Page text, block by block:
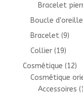
Bracelet
Boucle d'oreille
Bracelet (9)
Collier (19)
Cosmétique (12)
Cosmétique
Accessoires